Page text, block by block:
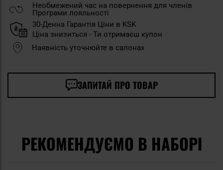
Необмежений час на повернення для членів
Програми лояльності
30-Денна Гарантія Ціни в KSK
Ціна знизиться - Ти отримаєш купон
Наявність уточнюйте в салонах
ЗАПИТАЙ ПРО ТОВАР
РЕКОМЕНДУЄМО В НАБОРІ